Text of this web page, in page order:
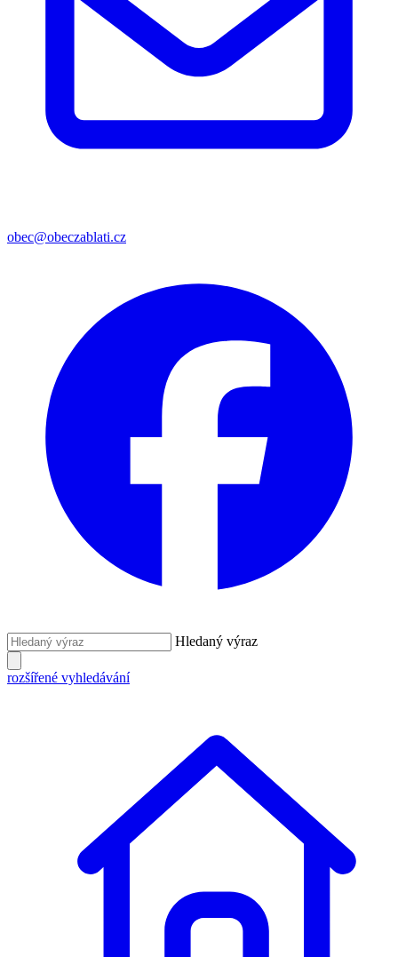
obec@obeczablati.cz
Hledaný výraz
rozšířené vyhledávání